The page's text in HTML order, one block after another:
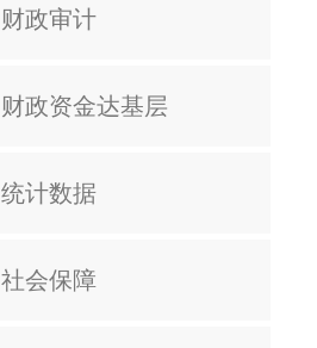
财政审计
财政资金达基层
统计数据
社会保障